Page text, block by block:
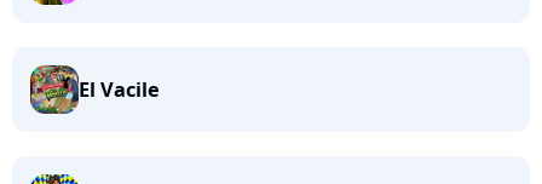
El Vacile